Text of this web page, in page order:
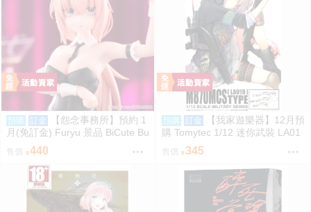
預購 訂金
【怨念事務所】預約 1
月(免訂金) Furyu 景品 BiCute Bu
nnies 學生會也有洞 陸奧駒絽 兔
女郎 0906
440
預購 訂金
【我家遊樂器】12月預
購 Tomytec 1/12 迷你武裝 LA01
9 M870MCS 雷明登霰彈槍 再販
345